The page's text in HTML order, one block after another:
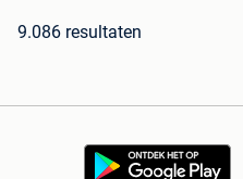
9.086 resultaten